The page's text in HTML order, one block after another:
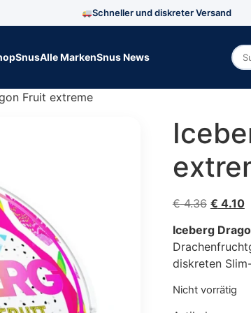
Schneller und diskreter Versand
SnusAlle MarkenSnus News
Fruit extreme
€4.36 € 4.10
Iceberg
diskreten
Nicht vorrätig